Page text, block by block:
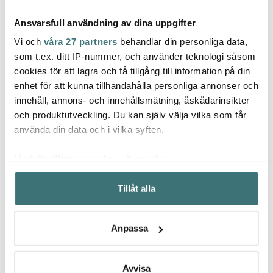
Ansvarsfull användning av dina uppgifter
Vi och våra 27 partners behandlar din personliga data,
som t.ex. ditt IP-nummer, och använder teknologi såsom
cookies för att lagra och få tillgång till information på din
enhet för att kunna tillhandahålla personliga annonser och
innehåll, annons- och innehållsmätning, åskådarinsikter
och produktutveckling. Du kan själv välja vilka som får
använda din data och i vilka syften.
Samla in information om din geografiska plats som
kan ha en noggrannhet på upp till flera meter
Identifiera din enhet genom att aktivt skanna den för
Ta reda på mer om hur dina personliga uppgifter
Du kan ändra eller dra tillbaka ditt samtycke när som
Tillåt alla
Anpassa
Avvisa
Hardanger Bestikk
Carina Tårtset 7 delar
659 kr
Hardanger Bestikk
Fjord Kakset 7 delar
599 kr
Låt dig inspireras av våra kunder